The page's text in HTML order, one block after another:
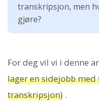
transkripsjon, men
gjøre?
For deg vil vi i denne
lager en sidejobb
transkripsjon) .